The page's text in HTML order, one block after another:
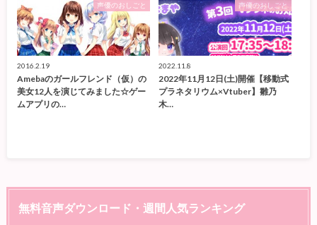
声優のおしごと
2016.2.19
Amebaのガールフレンド（仮）の
美女12人を演じてみました☆ゲー
ムアプリの…
声優のおしごと
2022.11.8
2022年11月12日(土)開催【移動式
プラネタリウム×Vtuber】雛乃
木…
無料音声ダウンロード・週間人気ランキング